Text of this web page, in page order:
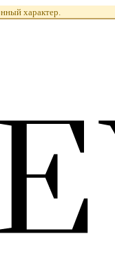
характер.